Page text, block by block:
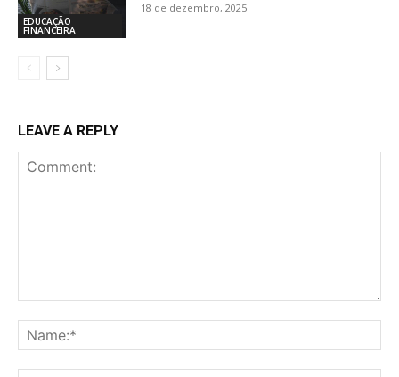
EDUCAÇÃO
FINANCEIRA
18 de dezembro, 2025
LEAVE A REPLY